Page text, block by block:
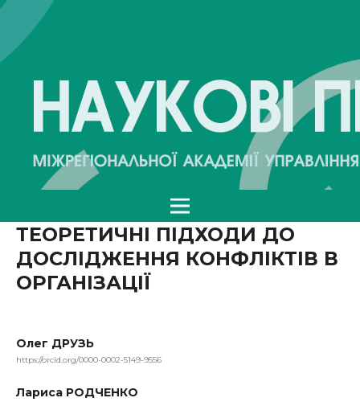
ТЕОРЕТИЧНІ ПІДХОДИ ДО
ДОСЛІДЖЕННЯ КОНФЛІКТІВ В
ОРГАНІЗАЦІЇ
Олег ДРУЗЬ
https://orcid.org/0000-0002-5149-9556
Лариса РОДЧЕНКО